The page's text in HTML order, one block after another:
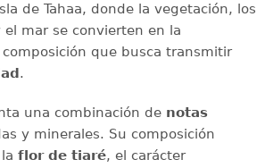
de Tahaa, donde la vegetación, los
el mar se convierten en la
que busca transmitir
.
una combinación de notas
y minerales. Su composición
flor de tiaré, el carácter